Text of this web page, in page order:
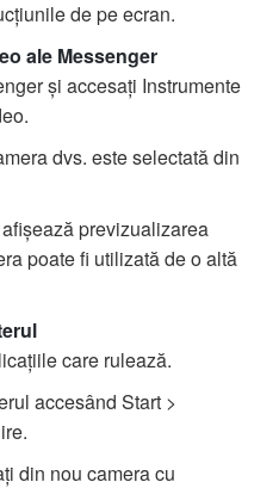
de pe ecran.
ale Messenger
și accesați Instrumente
dvs. este selectată din
previzualizarea
poate fi utilizată de o altă
care rulează.
accesând Start >
din nou camera cu